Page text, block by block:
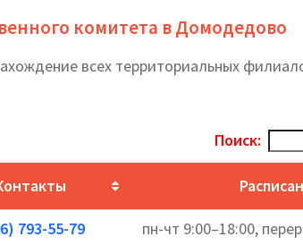
комитета в Домодедово
всех территориальных
Поиск:
793-55-79
пн-чт 9:00–18:00,